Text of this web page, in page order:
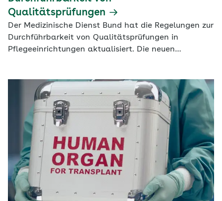
Qualitätsprüfungen
Der Medizinische Dienst Bund hat die Regelungen zur
Durchführbarkeit von Qualitätsprüfungen in
Pflegeeinrichtungen aktualisiert. Die neuen
steht ein FAQ zur praktischen Umsetzung der neuen
Regelungen bereit.